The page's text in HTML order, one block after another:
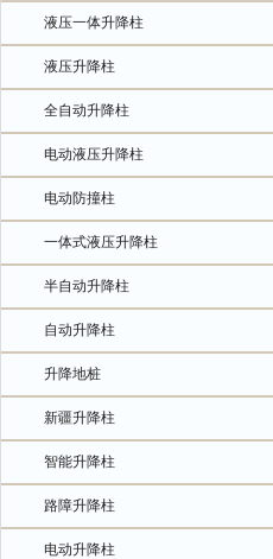
液压一体升降柱
液压升降柱
全自动升降柱
电动液压升降柱
电动防撞柱
一体式液压升降柱
半自动升降柱
自动升降柱
升降地桩
新疆升降柱
智能升降柱
路障升降柱
电动升降柱